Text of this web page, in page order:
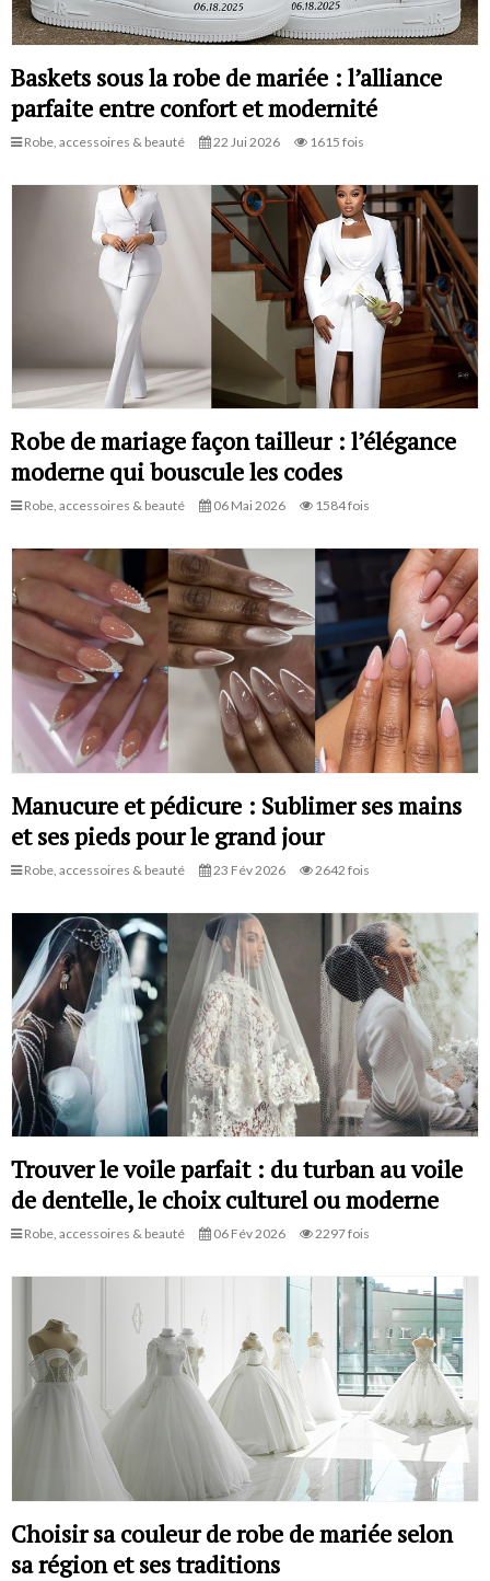
Baskets sous la robe de mariée : l’alliance
parfaite entre confort et modernité
Robe, accessoires & beauté 22 Jui 2026 1615 fois
Robe de mariage façon tailleur : l’élégance
moderne qui bouscule les codes
Robe, accessoires & beauté 06 Mai 2026 1584 fois
Manucure et pédicure : Sublimer ses mains
et ses pieds pour le grand jour
Robe, accessoires & beauté 23 Fév 2026 2642 fois
Trouver le voile parfait : du turban au voile
de dentelle, le choix culturel ou moderne
Robe, accessoires & beauté 06 Fév 2026 2297 fois
Choisir sa couleur de robe de mariée selon
sa région et ses traditions